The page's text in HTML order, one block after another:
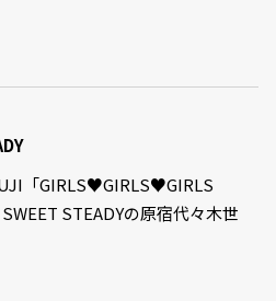
「GIRLS♥GIRLS♥GIRLS
STEADYの原宿代々木世